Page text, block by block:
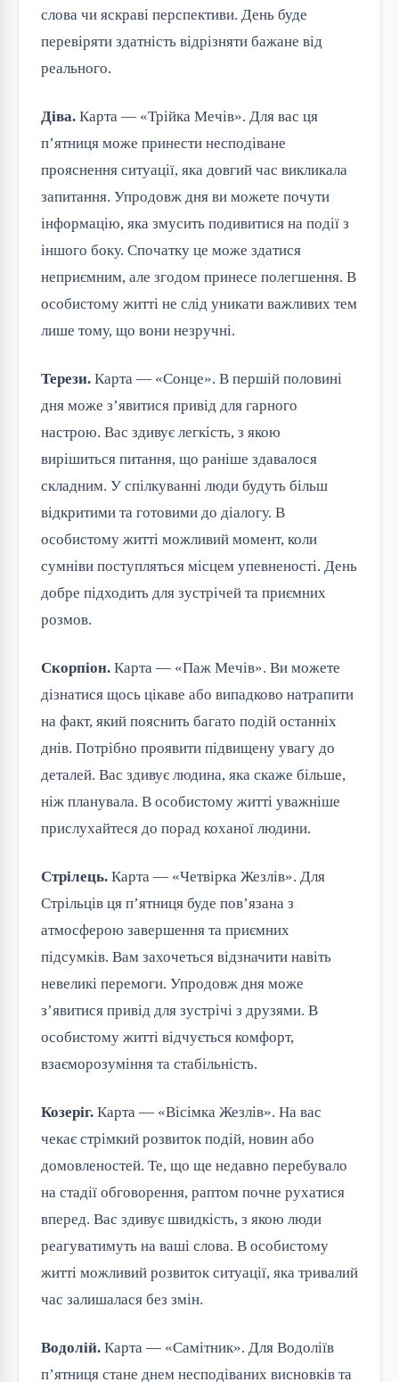
слова чи яскраві перспективи. День буде
перевіряти здатність відрізняти бажане від
реального.
Діва. Карта — «Трійка Мечів». Для вас ця
п’ятниця може принести несподіване
прояснення ситуації, яка довгий час викликала
запитання. Упродовж дня ви можете почути
інформацію, яка змусить подивитися на події з
іншого боку. Спочатку це може здатися
неприємним, але згодом принесе полегшення. В
особистому житті не слід уникати важливих тем
лише тому, що вони незручні.
Терези. Карта — «Сонце». В першій половині
дня може з’явитися привід для гарного
настрою. Вас здивує легкість, з якою
вирішиться питання, що раніше здавалося
складним. У спілкуванні люди будуть більш
відкритими та готовими до діалогу. В
особистому житті можливий момент, коли
сумніви поступляться місцем упевненості. День
добре підходить для зустрічей та приємних
розмов.
Скорпіон. Карта — «Паж Мечів». Ви можете
дізнатися щось цікаве або випадково натрапити
на факт, який пояснить багато подій останніх
днів. Потрібно проявити підвищену увагу до
деталей. Вас здивує людина, яка скаже більше,
ніж планувала. В особистому житті уважніше
прислухайтеся до порад коханої людини.
Стрілець. Карта — «Четвірка Жезлів». Для
Стрільців ця п’ятниця буде пов’язана з
атмосферою завершення та приємних
підсумків. Вам захочеться відзначити навіть
невеликі перемоги. Упродовж дня може
з’явитися привід для зустрічі з друзями. В
особистому житті відчується комфорт,
взаєморозуміння та стабільність.
Козеріг. Карта — «Вісімка Жезлів». На вас
чекає стрімкий розвиток подій, новин або
домовленостей. Те, що ще недавно перебувало
на стадії обговорення, раптом почне рухатися
вперед. Вас здивує швидкість, з якою люди
реагуватимуть на ваші слова. В особистому
житті можливий розвиток ситуації, яка тривалий
час залишалася без змін.
Водолій. Карта — «Самітник». Для Водоліїв
п’ятниця стане днем несподіваних висновків та